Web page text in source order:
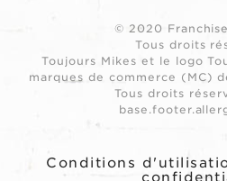
© 2020
Tous droits
Toujours Mikes et le logo
marques de commerce (MC)
Tous droits
Conditions